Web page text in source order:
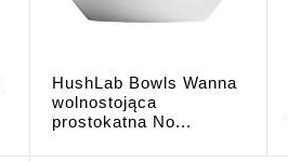
HushLab Bowls Wanna
wolnostojąca
prostokatna No...